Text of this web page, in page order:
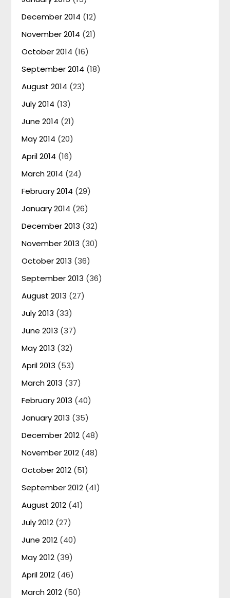
December 2014 (12)
November 2014 (21)
October 2014 (16)
September 2014 (18)
August 2014 (23)
July 2014 (13)
June 2014 (21)
May 2014 (20)
April 2014 (16)
March 2014 (24)
February 2014 (29)
January 2014 (26)
December 2013 (32)
November 2013 (30)
October 2013 (36)
September 2013 (36)
August 2013 (27)
July 2013 (33)
June 2013 (37)
May 2013 (32)
April 2013 (53)
March 2013 (37)
February 2013 (40)
January 2013 (35)
December 2012 (48)
November 2012 (48)
October 2012 (51)
September 2012 (41)
August 2012 (41)
July 2012 (27)
June 2012 (40)
May 2012 (39)
April 2012 (46)
March 2012 (50)